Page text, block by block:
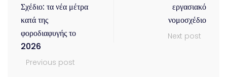
Σχέδιο: τα νέα μέτρα
κατά της
φοροδιαφυγής το
2026
Previous post
εργασιακό
νομοσχέδιο
Next post